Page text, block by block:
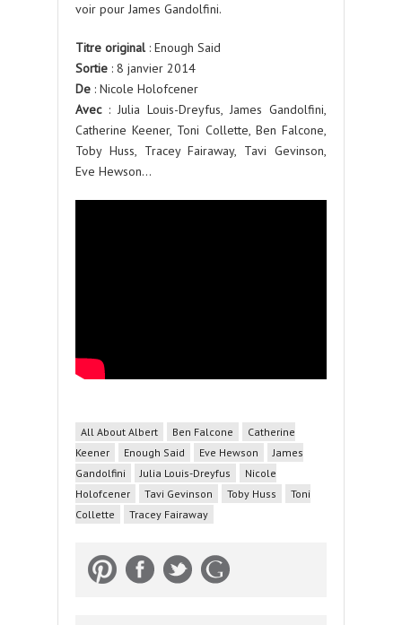
voir pour James Gandolfini.
Titre original: Enough Said
Sortie : 8 janvier 2014
De : Nicole Holofcener
Avec: Julia Louis-Dreyfus, James Gandolfini,
Catherine Keener, Toni Collette, Ben Falcone,
Toby Huss, Tracey Fairaway, Tavi Gevinson,
Eve Hewson…
All About Albert Ben Falcone
Catherine
Keener
Enough Said Eve Hewson
James
Gandolfini
Julia Louis-Dreyfus
Nicole
Holofcener
Tavi Gevinson Toby Huss
Toni
Collette
Tracey Fairaway